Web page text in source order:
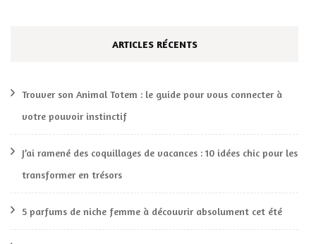
ARTICLES RÉCENTS
Trouver son Animal Totem : le guide pour vous connecter à
votre pouvoir instinctif
J’ai ramené des coquillages de vacances : 10 idées chic pour les
transformer en trésors
5 parfums de niche femme à découvrir absolument cet été